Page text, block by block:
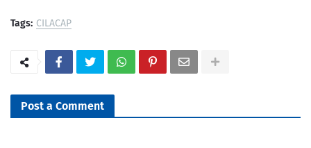
Tags: CILACAP
Post a Comment